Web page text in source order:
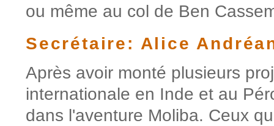
ou même au col de Ben
Secrétaire: Alice
Après avoir monté plusieurs
internationale en Inde et au
dans l'aventure Moliba. Ceux